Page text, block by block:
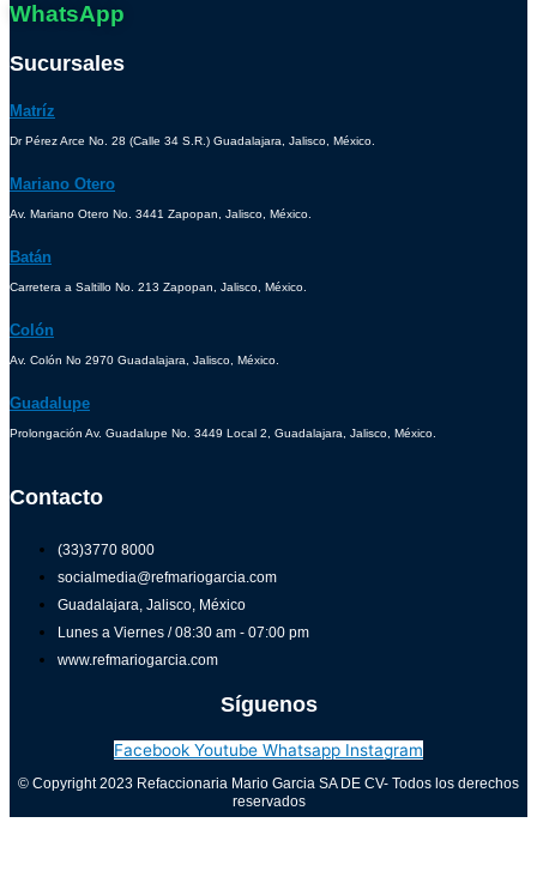
WhatsApp
Sucursales
Matríz
Dr Pérez Arce No. 28 (Calle 34 S.R.) Guadalajara, Jalisco, México.
Mariano Otero
Av. Mariano Otero No. 3441 Zapopan, Jalisco, México.
Batán
Carretera a Saltillo No. 213 Zapopan, Jalisco, México.
Colón
Av. Colón No 2970 Guadalajara, Jalisco, México.
Guadalupe
Prolongación Av. Guadalupe No. 3449 Local 2, Guadalajara, Jalisco, México.
Contacto
(33)3770 8000
socialmedia@refmariogarcia.com
Guadalajara, Jalisco, México
Lunes a Viernes / 08:30 am - 07:00 pm
www.refmariogarcia.com
Síguenos
Facebook Youtube Whatsapp Instagram
© Copyright 2023 Refaccionaria Mario Garcia SA DE CV- Todos los derechos
reservados